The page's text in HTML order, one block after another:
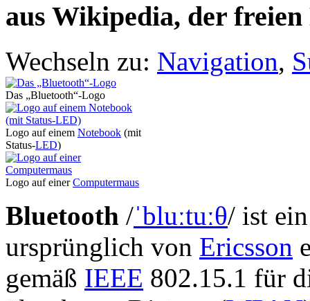
aus Wikipedia, der
Wechseln zu: Navigation,
Das „Bluetooth“-Logo
Logo auf einem Notebook (mit
Status-LED)
Logo auf einerComputermaus
Bluetooth /ˈbluːtuːθ/ ist
ursprünglich von Ericsson
gemäß IEEE 802.15.1 für